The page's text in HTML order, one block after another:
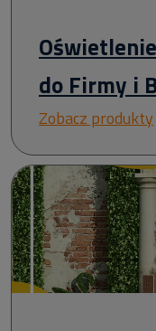
Oświetlenie
do Firmy i
Zobacz produkty